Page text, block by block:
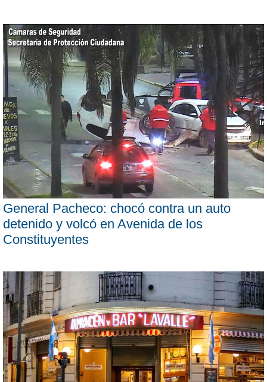
General Pacheco: chocó contra un auto
detenido y volcó en Avenida de los
Constituyentes